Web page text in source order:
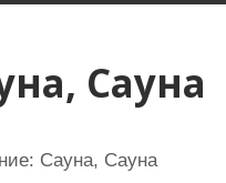
Сауна
Сауна, Сауна